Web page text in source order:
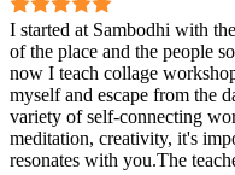
I started at Sambodhi with
of the place and the people
now I teach collage
myself and escape from the
variety of self-connecting
meditation, creativity, it's
resonates with you.The